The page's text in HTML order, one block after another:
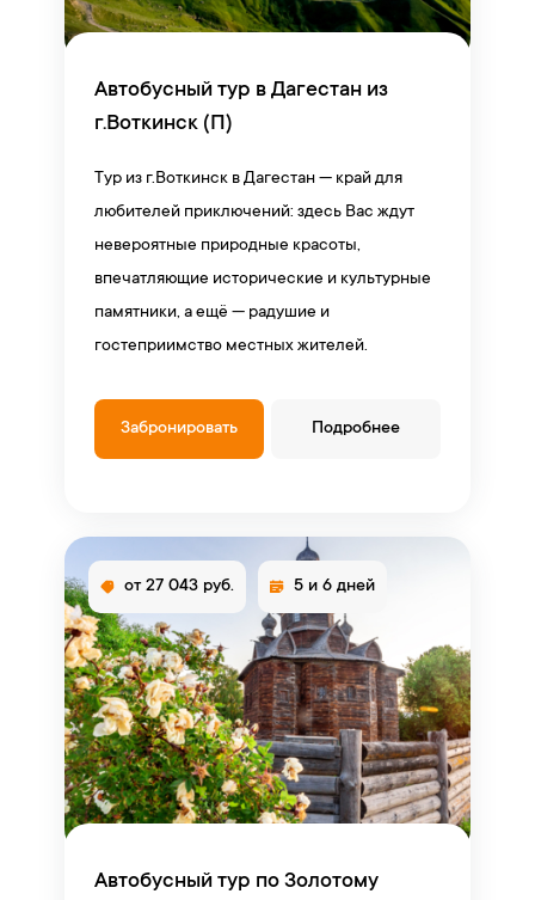
Автобусный тур в Дагестан из
г.Воткинск (П)
Тур из г.Воткинск в Дагестан — край для
любителей приключений: здесь Вас ждут
невероятные природные красоты,
впечатляющие исторические и культурные
памятники, а ещё — радушие и
гостеприимство местных жителей.
Забронировать Подробнее
от 27 043 руб. 5 и 6 дней
Автобусный тур по Золотому